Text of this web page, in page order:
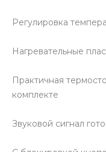
Регулировка
Нагревательные
Практичная
комплекте
Звуковой сигнал